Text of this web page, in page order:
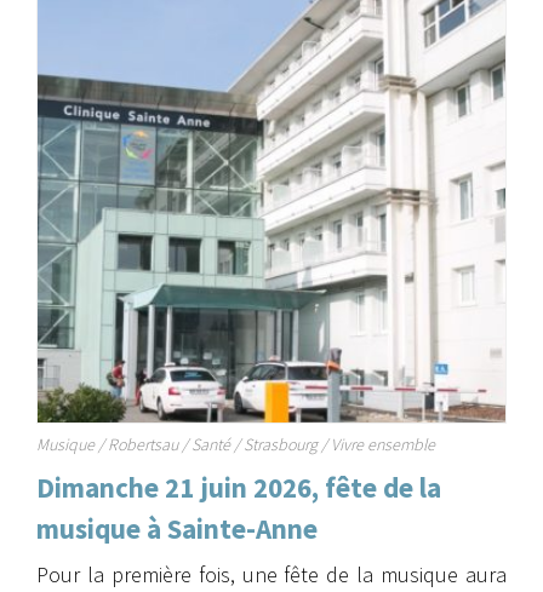
Musique/Robertsau/Santé/Strasbourg/Vivre ensemble
Dimanche 21 juin 2026, fête de la
musique à Sainte-Anne
Pour la première fois, une fête de la musique aura